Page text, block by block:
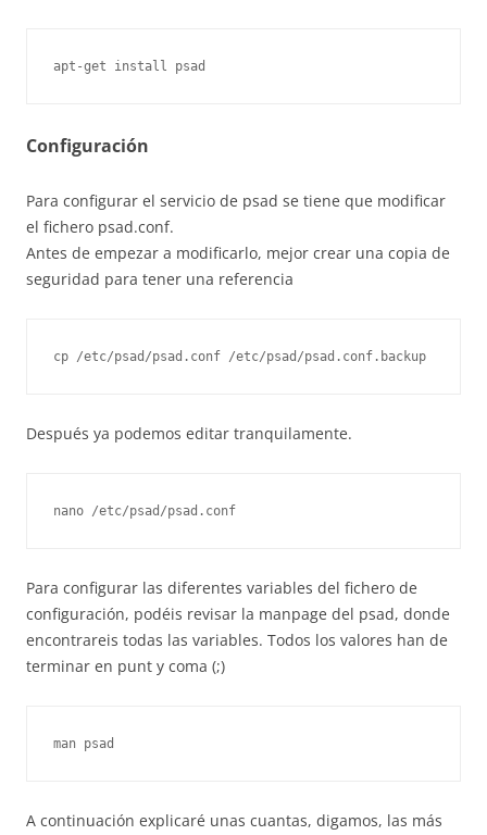
apt-get install psad
Configuración
Para configurar el servicio de psad se tiene que modificar
el fichero psad.conf.
Antes de empezar a modificarlo, mejor crear una copia de
seguridad para tener una referencia
cp /etc/psad/psad.conf /etc/psad/psad.conf.backup
Después ya podemos editar tranquilamente.
nano /etc/psad/psad.conf
Para configurar las diferentes variables del fichero de
configuración, podéis revisar la manpage del psad, donde
encontrareis todas las variables. Todos los valores han de
terminar en punt y coma (;)
man psad
A continuación explicaré unas cuantas, digamos, las más